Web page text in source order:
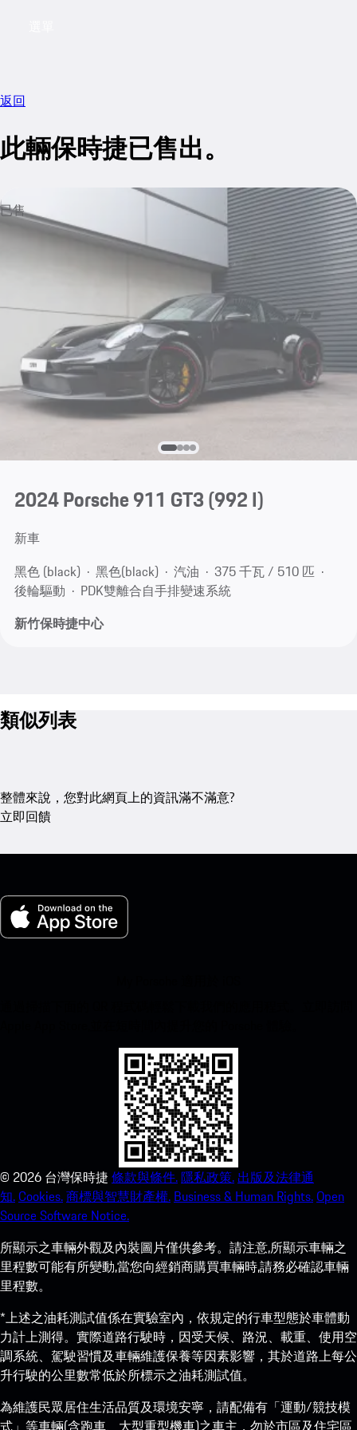
返回
此輛保時捷已售出。
已售
2024 Porsche 911 GT3(992 I)
新車
黑色 (black)
黑色(black) 汽油
375 千瓦 / 510 匹
後輪驅動
PDK雙離合自手排變速系統
新竹保時捷中心
類似列表
整體來說，您對此網頁上的資訊滿不滿意?
立即回饋
© 2026 台灣保時捷 條款與條件.隱私政策. 出版及法律通
知.Cookies.商標與智慧財產權. Business & Human Rights.Open
Source Software Notice.
所顯示之車輛外觀及內裝圖片僅供參考。請注意,所顯示車輛之
里程數可能有所變動,當您向經銷商購買車輛時,請務必確認車輛
里程數。
*上述之油耗測試值係在實驗室內，依規定的行車型態於車體動
力計上測得。實際道路行駛時，因受天候、路況、載重、使用空
調系統、駕駛習慣及車輛維護保養等因素影響，其於道路上每公
升行駛的公里數常低於所標示之油耗測試值。
為維護民眾居住生活品質及環境安寧，請配備有「運動/競技模
式」等車輛(含跑車、大型重型機車)之車主，勿於市區及住宅區